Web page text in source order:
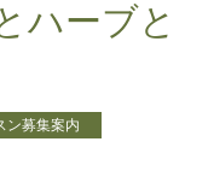
ハーブと
ン募集案内